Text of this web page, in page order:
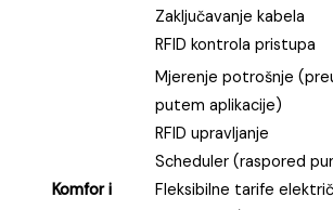
Zaključavanje kabela
RFID kontrola pristupa
Komfor i
Mjerenje potrošnje
putem aplikacije)
RFID upravljanje
Scheduler (raspored
Fleksibilne tarife